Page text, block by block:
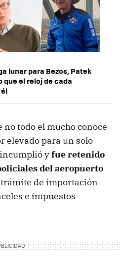
lunar para Bezos, Patek
que el reloj de cada
no todo el mucho conoce
elevado para un solo
yfue retenido
del aeropuerto
de importación
e impuestos